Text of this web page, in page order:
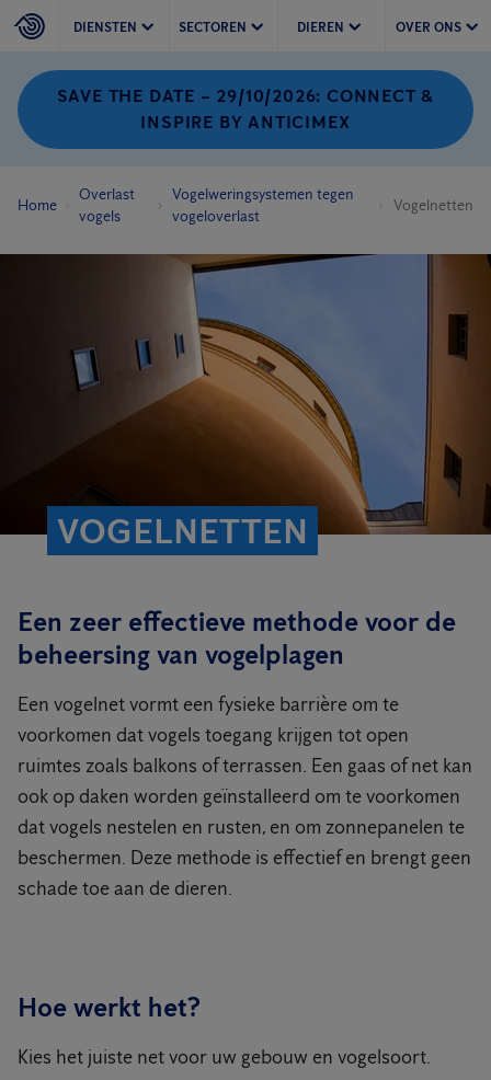
DIENSTEN SECTOREN DIEREN OVER ONS
SAVE THE DATE – 29/10/2026: CONNECT &
INSPIRE BY ANTICIMEX
Home
Overlast
vogels
Vogelweringsystemen tegen
vogeloverlast
Vogelnetten
VOGELNETTEN
Een zeer effectieve methode voor de
beheersing van vogelplagen
Een vogelnet vormt een fysieke barrière om te
voorkomen dat vogels toegang krijgen tot open
ruimtes zoals balkons of terrassen. Een gaas of net kan
ook op daken worden geïnstalleerd om te voorkomen
dat vogels nestelen en rusten, en om zonnepanelen te
beschermen. Deze methode is effectief en brengt geen
schade toe aan de dieren.
Hoe werkt het?
Kies het juiste net voor uw gebouw en vogelsoort.